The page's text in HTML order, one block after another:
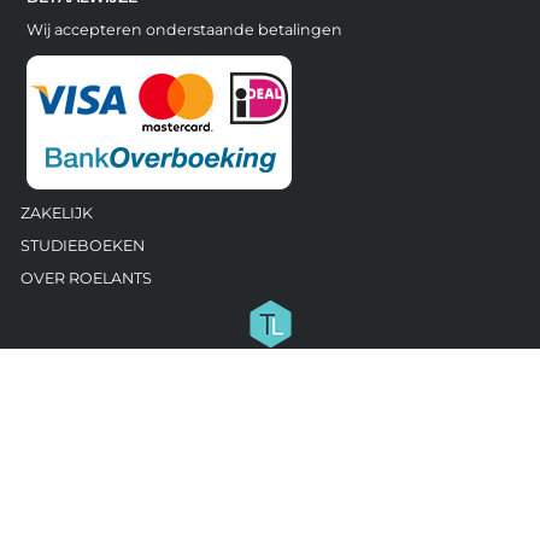
Wij accepteren onderstaande betalingen
ZAKELIJK
STUDIEBOEKEN
OVER ROELANTS